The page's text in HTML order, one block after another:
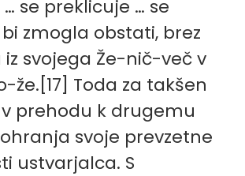
se preklicuje … se
zmogla obstati, brez
svojega Že-nič-več v
že.[17] Toda za takšen
prehodu k drugemu
svoje prevzetne
ustvarjalca. S